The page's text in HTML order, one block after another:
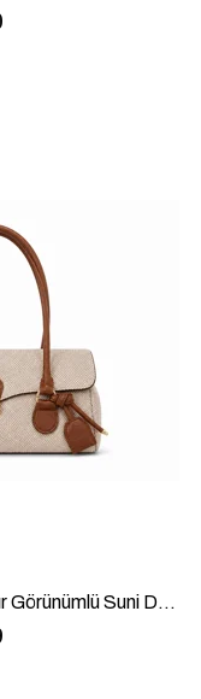
Sheen Kilit Detaylı Hasır Görünümlü Suni Deri Baget Omuz Çanta Taba